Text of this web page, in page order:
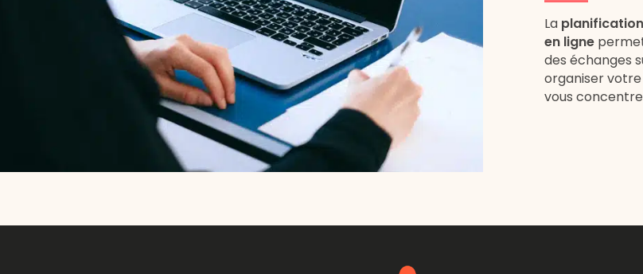
La
en ligne
des échanges
organiser
vous